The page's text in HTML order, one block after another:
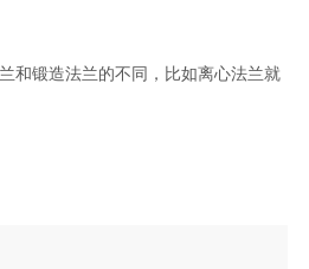
和锻造法兰的不同，比如离心法兰就